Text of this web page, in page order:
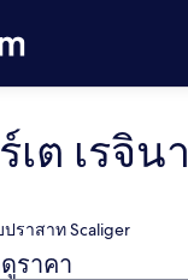
ต เรจินา
ราสาท Scaliger
ราคา